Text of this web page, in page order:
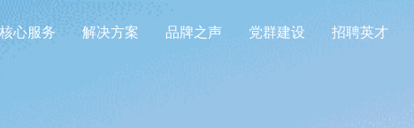
核心服务 解决方案 品牌之声 党群建设 招聘英才